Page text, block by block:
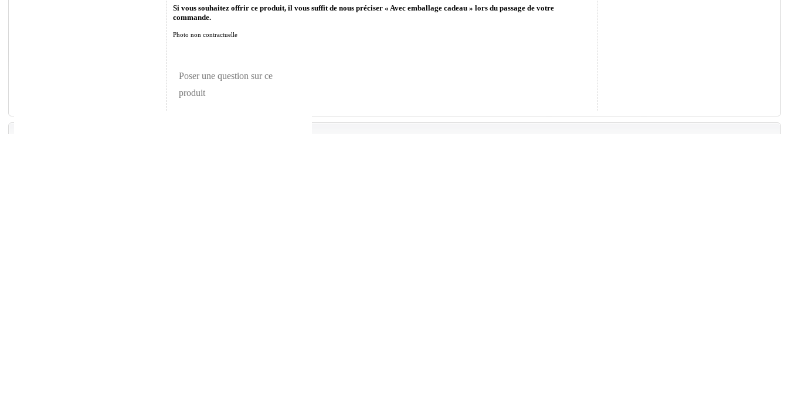
Si vous souhaitez offrir ce produit, il vous suffit de nous préciser « Avec emballage cadeau » lors du passage de votre
commande.
Photo non contractuelle
Poser une question sur ce
produit